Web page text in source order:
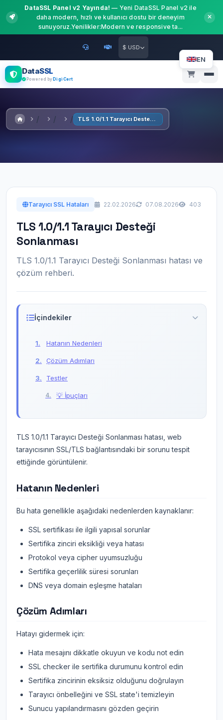
DataSSL Panel v2 Yayında! — Yeni DataSSL Panel v2 ile
daha modern, hızlı ve kullanıcı dostu bir deneyim
sunuyoruz.Yenilikler:Modern ve responsive ta...
$ USD
DataSSL
Powered by DigiCert
EN
TLS 1.0/1.1 Tarayıcı Desteği Sonlanması
Tarayıcı SSL Hataları 22.02.2026 07.08.2026 403
TLS 1.0/1.1 Tarayıcı Desteği
Sonlanması
TLS 1.0/1.1 Tarayıcı Desteği Sonlanması hatası ve
çözüm rehberi.
İçindekiler
Hatanın Nedenleri
Çözüm Adımları
Testler
💡 İpuçları
TLS 1.0/1.1 Tarayıcı Desteği Sonlanması hatası, web
tarayıcısının SSL/TLS bağlantısındaki bir sorunu tespit
ettiğinde görüntülenir.
Hatanın Nedenleri
Bu hata genellikle aşağıdaki nedenlerden kaynaklanır:
SSL sertifikası ile ilgili yapısal sorunlar
Sertifika zinciri eksikliği veya hatası
Protokol veya cipher uyumsuzluğu
Sertifika geçerlilik süresi sorunları
DNS veya domain eşleşme hataları
Çözüm Adımları
Hatayı gidermek için:
Hata mesajını dikkatle okuyun ve kodu not edin
SSL checker ile sertifika durumunu kontrol edin
Sertifika zincirinin eksiksiz olduğunu doğrulayın
Tarayıcı önbelleğini ve SSL state'i temizleyin
Sunucu yapılandırmasını gözden geçirin